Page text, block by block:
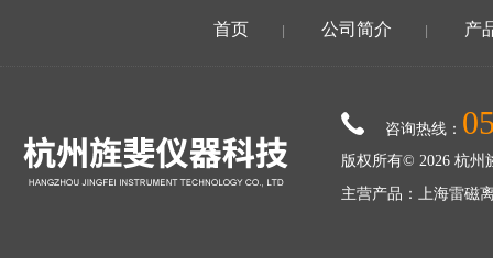
首页 公司简介 产
咨询热线：
版权所有© 2026 杭州
主营产品：上海雷磁